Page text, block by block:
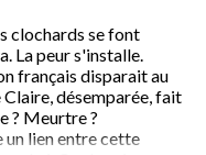
clochards se font
La peur s'installe.
français disparait au
désemparée, fait
? Meurtre ?
un lien entre cette